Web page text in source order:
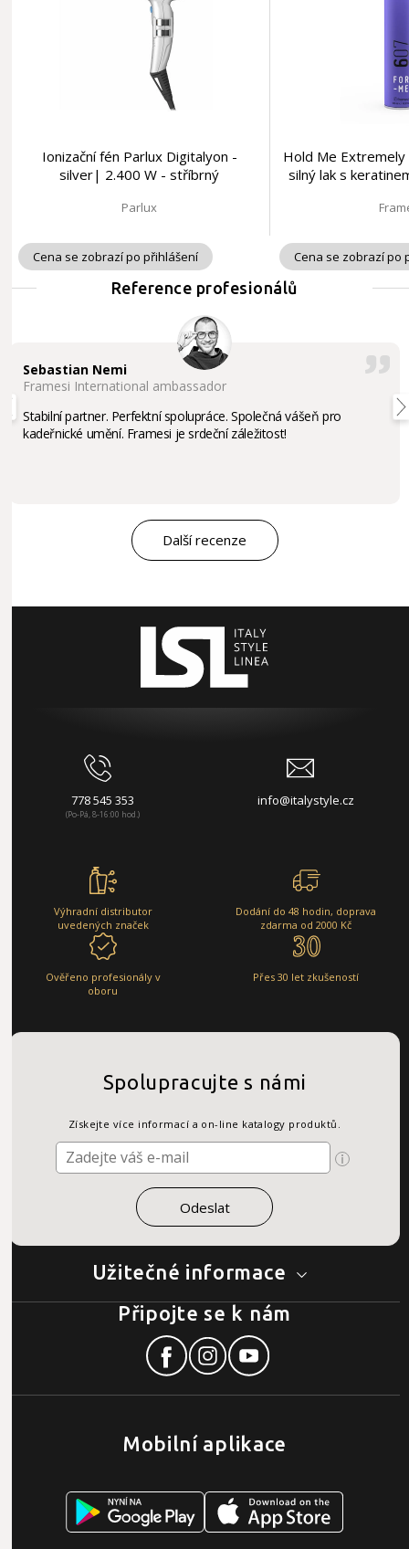
Ionizační fén Parlux Digitalyon -
silver| 2.400 W - stříbrný
Parlux
Cena se zobrazí po přihlášení
Hold Me
silný lak s
Cena se zobrazí po
Reference profesionálů
Sebastian Nemi
Framesi International ambassador
Stabilní partner. Perfektní spolupráce. Společná vášeň pro
kadeřnické umění. Framesi je srdeční záležitost!
Další recenze
778 545 353
(Po-Pá, 8-16:00 hod.)
info@italystyle.cz
Výhradní distributor
uvedených značek
Dodání do 48 hodin, doprava
zdarma od 2000 Kč
Ověřeno profesionály v
oboru
Přes 30 let zkušeností
Užitečné informace
Spolupracujte s námi
Získejte více informací a on-line katalogy produktů.
Mobilní aplikace
Připojte se k nám